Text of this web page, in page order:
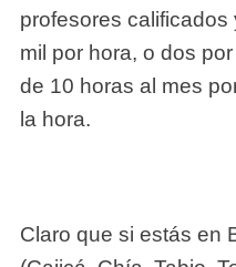
profesores
mil por hora, o dos
de 10 horas al mes
la hora.
Claro que si estás en